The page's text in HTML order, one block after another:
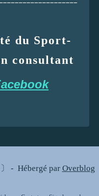
du Sport-
consultant
- Hébergé par Overblog